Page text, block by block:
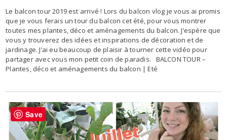
Le balcon tour 2019 est arrivé ! Lors du balcon vlog je vous ai promis
que je vous ferais un tour du balcon cet été, pour vous montrer
toutes mes plantes, déco et aménagements du balcon. J’espère que
vous y trouverez des idées et inspirations de décoration et de
jardinage. J’ai eu beaucoup de plaisir à tourner cette vidéo pour
partager avec vous mon petit coin de paradis. BALCON TOUR –
Plantes, déco et aménagements du balcon | Eté
Save